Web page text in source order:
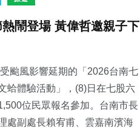
鬧登場 黃偉哲邀親子下
颱風影響延期的「2026台南七
蛤體驗活動」，(8)日在七股六
位民眾報名參加。台南市長
處副處長賴宥甫、雲嘉南濱海